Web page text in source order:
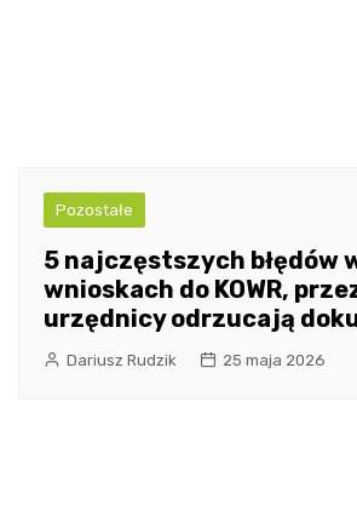
Pozostałe
5 najczęstszych błędów
wnioskach do KOWR,
urzędnicy odrzucają
Dariusz Rudzik 25 maja 2026